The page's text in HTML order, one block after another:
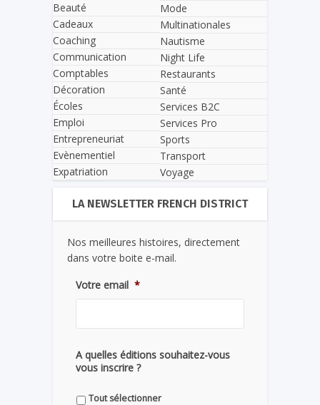
Beauté
Cadeaux
Coaching
Communication
Comptables
Décoration
Écoles
Emploi
Entrepreneuriat
Evènementiel
Expatriation
Mode
Multinationales
Nautisme
Night Life
Restaurants
Santé
Services B2C
Services Pro
Sports
Transport
Voyage
LA NEWSLETTER FRENCH DISTRICT
Nos meilleures histoires, directement
dans votre boite e-mail.
Votre email *
A quelles éditions souhaitez-vous
vous inscrire ?
Tout sélectionner